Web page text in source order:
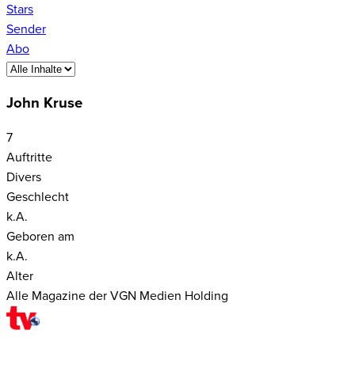
Stars
Sender
Abo
John Kruse
7
Auftritte
Divers
Geschlecht
k.A.
Geboren am
k.A.
Alter
Alle Magazine der VGN Medien Holding